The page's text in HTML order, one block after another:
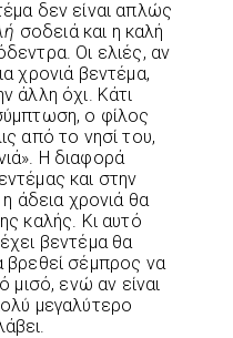
δεν είναι απλώς
σοδειά και η καλή
Οι ελιές, αν
χρονιά βεντέμα,
άλλη όχι. Κάτι
ο φίλος
από το νησί του,
Η διαφορά
και στην
η άδεια χρονιά θα
καλής. Κι αυτό
βεντέμα θα
βρεθεί σέμπρος να
μισό, ενώ αν είναι
μεγαλύτερο